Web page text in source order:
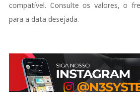
compatível. Consulte os valores, o
para a data desejada.